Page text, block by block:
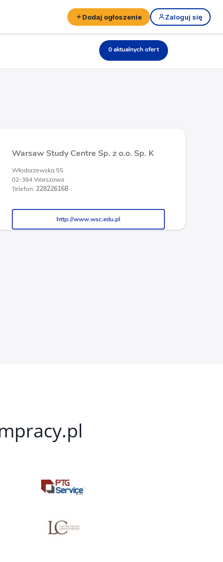
Dodaj ogłoszenie Zaloguj się
0 aktualnych ofert
Warsaw Study Centre Sp. z o.o. Sp. K
Włodarzewska 55
02-384 Warszawa
Telefon: 228226168
http://www.wsc.edu.pl
http://www.wsc.edu.pl